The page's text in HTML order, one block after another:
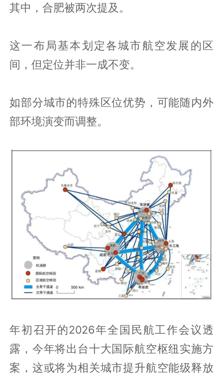
其中，合肥被两次提及。
这一布局基本划定各城市航空发展的区
间，但定位并非一成不变。
如部分城市的特殊区位优势，可能随内外
部环境演变而调整。
年初召开的2026年全国民航工作会议透
露，今年将出台十大国际航空枢纽实施方
案，这或将为相关城市提升航空能级释放